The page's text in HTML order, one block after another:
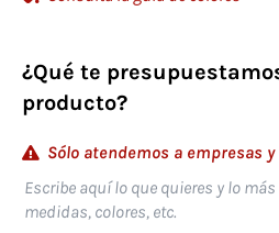
¿Qué te
producto?
Sólo atendemos a empresas
Escribe aquí lo que quieres y lo
medidas, colores, etc.